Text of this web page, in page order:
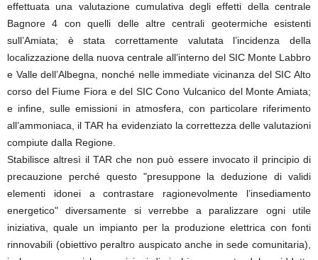
effettuata una valutazione cumulativa degli effetti della centrale
Bagnore 4 con quelli delle altre centrali geotermiche esistenti
sull’Amiata; è stata correttamente valutata l’incidenza della
localizzazione della nuova centrale all’interno del SIC Monte Labbro
e Valle dell’Albegna, nonché nelle immediate vicinanza del SIC Alto
corso del Fiume Fiora e del SIC Cono Vulcanico del Monte Amiata;
e infine, sulle emissioni in atmosfera, con particolare riferimento
all’ammoniaca, il TAR ha evidenziato la correttezza delle valutazioni
compiute dalla Regione.
Stabilisce altresì il TAR che non può essere invocato il principio di
precauzione perché questo "presuppone la deduzione di validi
elementi idonei a contrastare ragionevolmente l’insediamento
energetico" diversamente si verrebbe a paralizzare ogni utile
iniziativa, quale un impianto per la produzione elettrica con fonti
rinnovabili (obiettivo peraltro auspicato anche in sede comunitaria),